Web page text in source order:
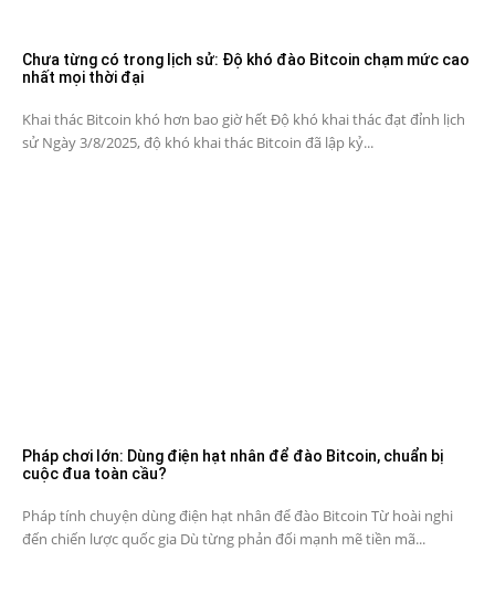
Chưa từng có trong lịch sử: Độ khó đào Bitcoin chạm mức cao
nhất mọi thời đại
Khai thác Bitcoin khó hơn bao giờ hết Độ khó khai thác đạt đỉnh lịch
sử Ngày 3/8/2025, độ khó khai thác Bitcoin đã lập kỷ...
Pháp chơi lớn: Dùng điện hạt nhân để đào Bitcoin, chuẩn bị
cuộc đua toàn cầu?
Pháp tính chuyện dùng điện hạt nhân để đào Bitcoin Từ hoài nghi
đến chiến lược quốc gia Dù từng phản đối mạnh mẽ tiền mã...